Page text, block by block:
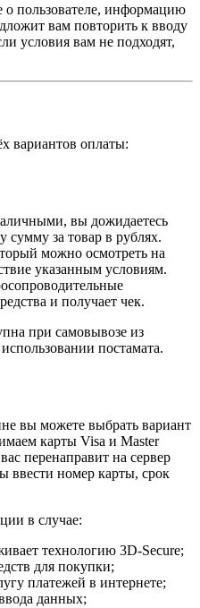
пользователе, информацию
вам повторить к вводу
условия вам не подходят,
вариантов оплаты:
вы дожидаетесь
сумму за товар в рублях.
можно осмотреть на
указанным условиям.
и получает чек.
при самовывозе из
постамата.
вы можете выбрать вариант
карты Visa и Master
перенаправит на сервер
ввести номер карты, срок
в случае:
технологию 3D-Secure;
для покупки;
платежей в интернете;
данных;